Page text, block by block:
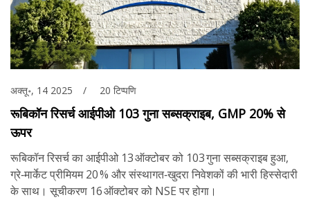
अक्तू॰, 14 2025 20 टिप्पणि
रूबिकॉन रिसर्च आईपीओ 103 गुना सब्सक्राइब, GMP 20% से
ऊपर
रूबिकॉन रिसर्च का आईपीओ 13 ऑक्टोबर को 103 गुना सब्सक्राइब हुआ,
ग्रे‑मार्केट प्रीमियम 20 % और संस्थागत‑खुदरा निवेशकों की भारी हिस्सेदारी
के साथ। सूचीकरण 16 ऑक्टोबर को NSE पर होगा।